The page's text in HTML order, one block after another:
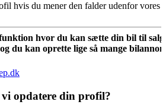
hvis du mener den falder udenfor vores
hvor du kan sætte din bil til salg
du kan oprette lige så mange
vi opdatere din profil?